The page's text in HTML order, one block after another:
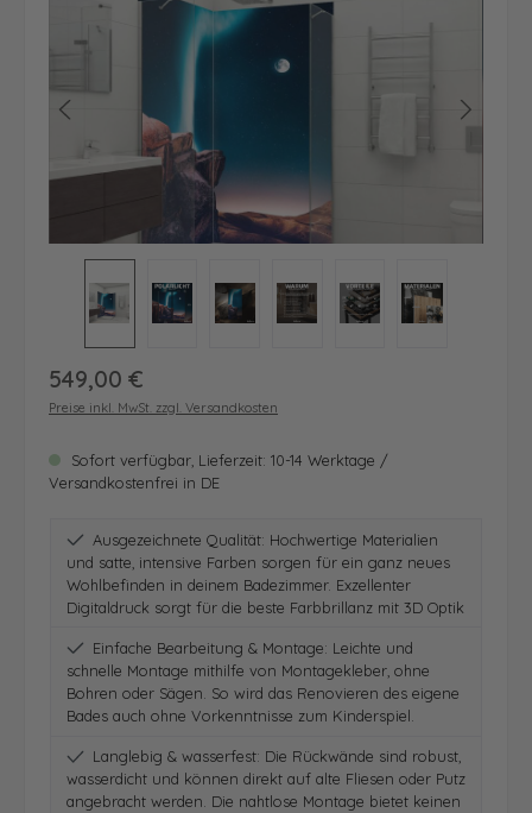
Regulärer Preis:
549,00 €
Preise inkl. MwSt. zzgl. Versandkosten
Sofort verfügbar, Lieferzeit: 10-14 Werktage /
Versandkostenfrei in DE
Ausgezeichnete Qualität: Hochwertige Materialien
und satte, intensive Farben sorgen für ein ganz neues
Wohlbefinden in deinem Badezimmer. Exzellenter
Digitaldruck sorgt für die beste Farbbrillanz mit 3D Optik
Einfache Bearbeitung & Montage: Leichte und
schnelle Montage mithilfe von Montagekleber, ohne
Bohren oder Sägen. So wird das Renovieren des eigene
Bades auch ohne Vorkenntnisse zum Kinderspiel.
Langlebig & wasserfest: Die Rückwände sind robust,
wasserdicht und können direkt auf alte Fliesen oder Putz
angebracht werden. Die nahtlose Montage bietet keinen